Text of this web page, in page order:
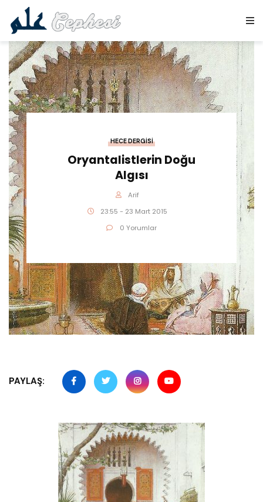
HECE DERGISI
Oryantalistlerin Doğu
Algısı
Arif
23:55 - 23 Mart 2015
0 Yorumlar
PAYLAŞ: